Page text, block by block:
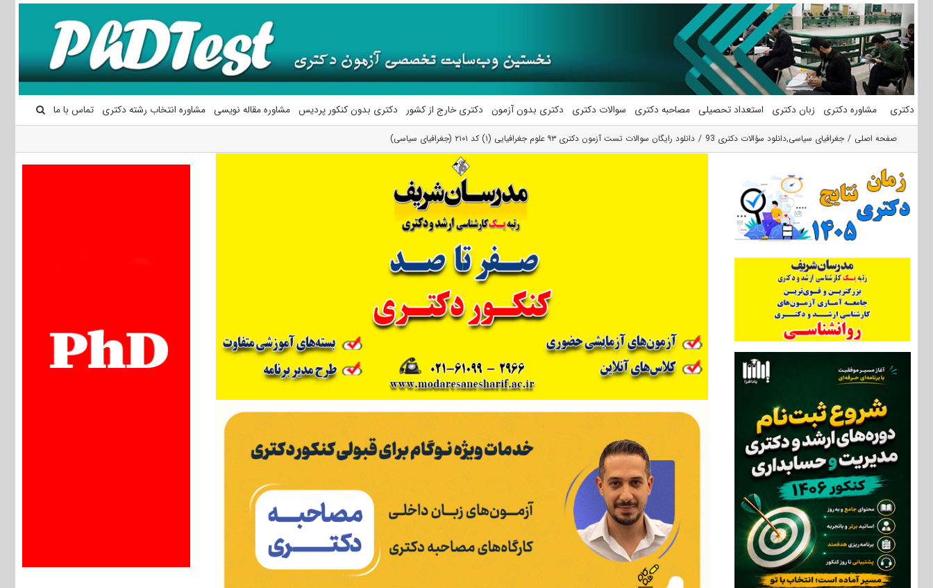
محتوا
دکتری مشاوره دکتری زبان دکتری استعداد تحصیلی مصاحبه دکتری سوالات دکتری دکتری بدون آزمون دکتری خارج از کشور دکتری بدون کنکور پردیس مشاوره مقاله نویسی مشاوره انتخاب رشته دکتری تماس با ما
صفحه اصلی جغرافیای سیاسی,دانلود سؤالات دکتری 93 دانلود رایگان سوالات تست آزمون دکتری ۹۳ علوم جغرافیایی (۱) کد ۲۱۰۱ (جغرافیای سیاسی)